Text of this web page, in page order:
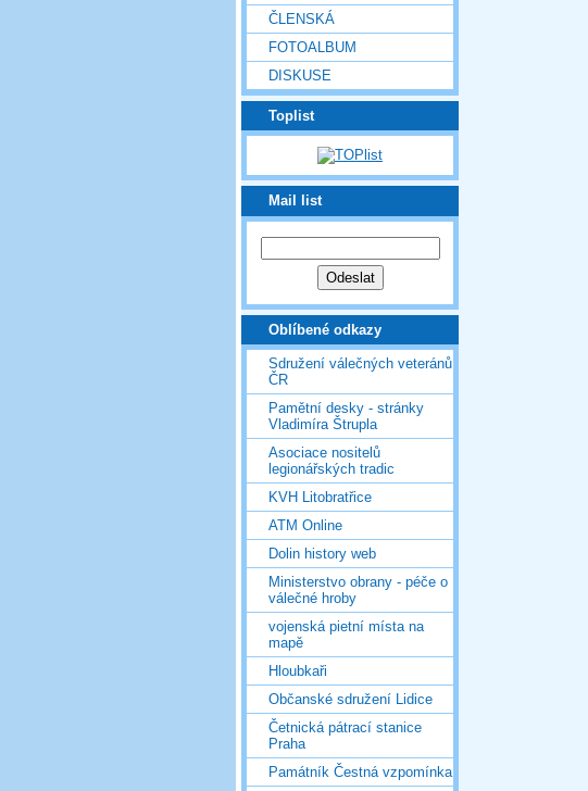
ČLENSKÁ
FOTOALBUM
DISKUSE
Toplist
Mail list
Oblíbené odkazy
Sdružení válečných veteránů
ČR
Pamětní desky - stránky
Vladimíra Štrupla
Asociace nositelů
legionářských tradic
KVH Litobratřice
ATM Online
Dolin history web
Ministerstvo obrany - péče o
válečné hroby
vojenská pietní místa na
mapě
Hloubkaři
Občanské sdružení Lidice
Četnická pátrací stanice
Praha
Památník Čestná vzpomínka